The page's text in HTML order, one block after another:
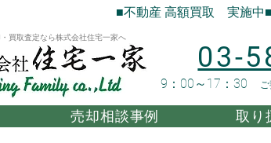
■不動産 高額買取 実施中■
買取査定なら株式会社住宅一家へ
9：00～17：30
03-
売却相談事例 取り